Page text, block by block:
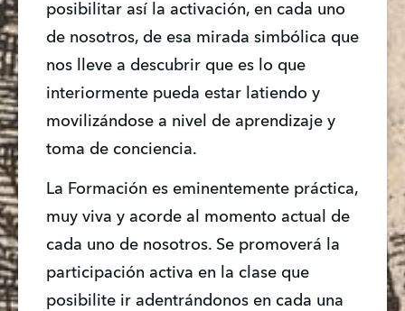
posibilitar así la activación, en cada uno
de nosotros, de esa mirada simbólica que
nos lleve a descubrir que es lo que
interiormente pueda estar latiendo y
movilizándose a nivel de aprendizaje y
toma de conciencia.
La Formación es eminentemente práctica,
muy viva y acorde al momento actual de
cada uno de nosotros. Se promoverá la
participación activa en la clase que
posibilite ir adentrándonos en cada una